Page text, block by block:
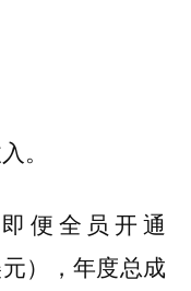
。
便全员开通
），年度总成